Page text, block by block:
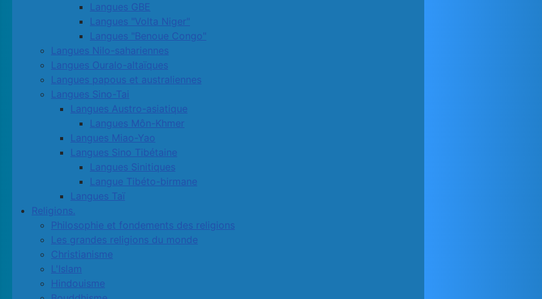
Langues GBE
Langues "Volta Niger"
Langues "Benoue Congo"
Langues Nilo-sahariennes
Langues Ouralo-altaïques
Langues papous et australiennes
Langues Sino-Tai
Langues Austro-asiatique
Langues Môn-Khmer
Langues Miao-Yao
Langues Sino Tibétaine
Langues Sinitiques
Langue Tibéto-birmane
Langues Taï
Religions.
Philosophie et fondements des religions
Les grandes religions du monde
Christianisme
L'Islam
Hindouisme